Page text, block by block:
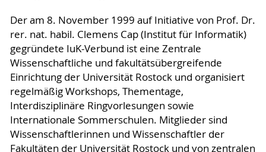
Der am 8. November 1999 auf Initiative von Prof. Dr.
rer. nat. habil. Clemens Cap (Institut für Informatik)
gegründete IuK-Verbund ist eine Zentrale
Wissenschaftliche und fakultätsübergreifende
Einrichtung der Universität Rostock und organisiert
regelmäßig Workshops, Thementage,
Interdisziplinäre Ringvorlesungen sowie
Internationale Sommerschulen. Mitglieder sind
Wissenschaftlerinnen und Wissenschaftler der
Fakultäten der Universität Rostock und von zentralen